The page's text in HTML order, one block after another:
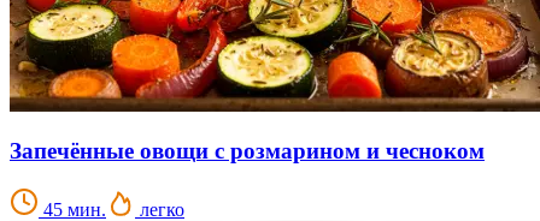
Запечённые овощи с розмарином и чесноком
45 мин. легко